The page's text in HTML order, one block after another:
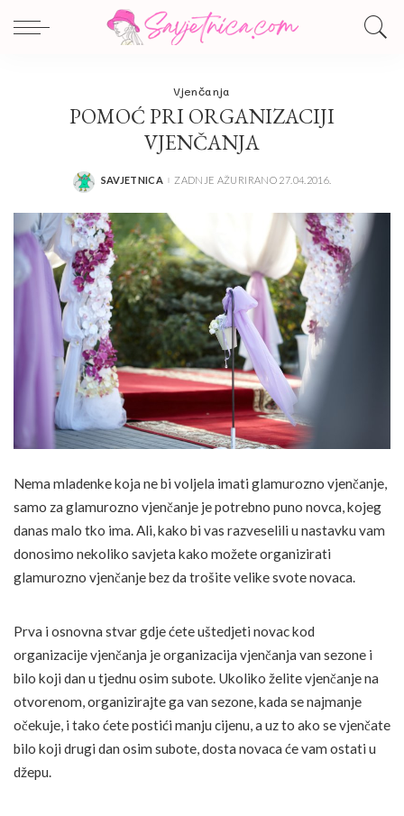
Vjenčanja
POMOĆ PRI ORGANIZACIJI
VJENČANJA
POSTED
SAVJETNICA ZADNJE AŽURIRANO 27.04.2016.
Nema mladenke koja ne bi voljela imati glamurozno vjenčanje,
samo za glamurozno vjenčanje je potrebno puno novca, kojeg
danas malo tko ima. Ali, kako bi vas razveselili u nastavku vam
donosimo nekoliko savjeta kako možete organizirati
glamurozno vjenčanje bez da trošite velike svote novaca.
Prva i osnovna stvar gdje ćete uštedjeti novac kod
organizacije vjenčanja je organizacija vjenčanja van sezone i
bilo koji dan u tjednu osim subote. Ukoliko želite vjenčanje na
otvorenom, organizirajte ga van sezone, kada se najmanje
očekuje, i tako ćete postići manju cijenu, a uz to ako se vjenčate
bilo koji drugi dan osim subote, dosta novaca će vam ostati u
džepu.